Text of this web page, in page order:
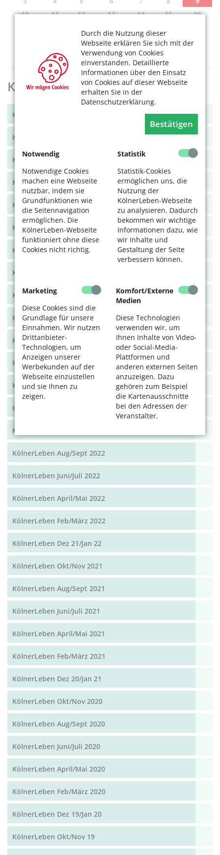
Durch die Nutzung dieser
Webseite erklären Sie sich mit der
Verwendung von Cookies
einverstanden. Detaillierte
Informationen über den Einsatz
von Cookies auf dieser Webseite
erhalten Sie in der
Datenschutzerklärung.
Bestätigen
Notwendig
Notwendige Cookies
machen eine Webseite
nutzbar, indem sie
Grundfunktionen wie
die Seitennavigation
ermöglichen. Die
KölnerLeben-Webseite
funktioniert ohne diese
Cookies nicht richtig.
Statistik
Statistik-Cookies
ermöglichen uns, die
Nutzung der
KölnerLeben-Webseite
zu analysieren. Dadurch
bekommen wir wichtige
Informationen dazu, wie
wir Inhalte und
Gestaltung der Seite
verbessern können.
Marketing
Diese Cookies sind die
Grundlage für unsere
Einnahmen. Wir nutzen
Drittanbieter-
Technologien, um
Anzeigen unserer
Werbekunden auf der
Webseite einzustellen
und sie Ihnen zu
zeigen.
Komfort/Externe
Medien
Diese Technologien
verwenden wir, um
Ihnen Inhalte von Video-
oder Social-Media-
Plattformen und
anderen externen Seiten
anzuzeigen. Dazu
gehören zum Beispiel
die Kartenausschnitte
bei den Adressen der
Veranstalter.
10
11 12 13 14 15
16
26 27 28 29
30
KölnerLeben Archiv
KölnerLeben Winter 2025
KölnerLeben Sommer 2025
KölnerLeben Frühjahr 2025
KölnerLeben Winter 2024/25
KölnerLeben Herbst 2024
KölnerLeben Sommer 2024
KölnerLeben Frühjahr 2024
KölnerLeben Dez/Jan/Feb 2023/24
KölnerLeben Okt/Nov 2023
KölnerLeben Aug/Sept 2023
KölnerLeben Juni/Juli 2023
KölnerLeben April/Mai 2023
KölnerLeben Feb/März 2023
KölnerLeben Dez 22/Jan 23
KölnerLeben Okt/Nov 2022
KölnerLeben Aug/Sept 2022
KölnerLeben Juni/Juli 2022
KölnerLeben April/Mai 2022
KölnerLeben Feb/März 2022
KölnerLeben Dez 21/Jan 22
KölnerLeben Okt/Nov 2021
KölnerLeben Aug/Sept 2021
KölnerLeben Juni/Juli 2021
KölnerLeben April/Mai 2021
KölnerLeben Feb/März 2021
KölnerLeben Dez 20/Jan 21
KölnerLeben Okt/Nov 2020
KölnerLeben Aug/Sept 2020
KölnerLeben Juni/Juli 2020
KölnerLeben April/Mai 2020
KölnerLeben Feb/März 2020
KölnerLeben Dez 19/Jan 20
KölnerLeben Okt/Nov 19